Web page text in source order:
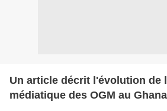
Un article décrit l'évolution de
médiatique des OGM au Ghana